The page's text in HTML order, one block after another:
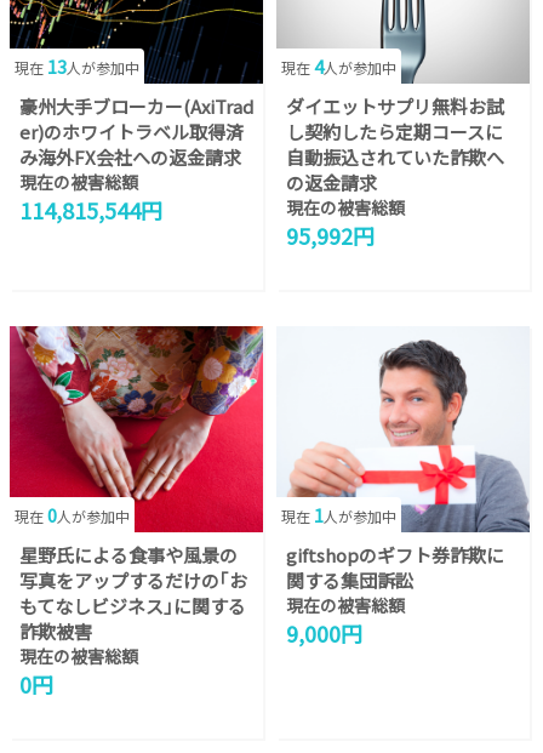
現在 13人が参加中
豪州大手ブローカー(AxiTrad
er)のホワイトラベル取得済
み海外FX会社への返金請求
現在の被害総額
114,815,544円
現在4人が参加中
ダイエットサプリ無料お試
し契約したら定期コースに
自動振込されていた詐欺へ
の返金請求
現在の被害総額
95,992円
現在0人が参加中
星野氏による食事や風景の
写真をアップするだけの｢お
もてなしビジネス｣に関する
詐欺被害
現在の被害総額
0円
現在 1人が参加中
giftshopのギフト券詐欺に
関する集団訴訟
現在の被害総額
9,000円